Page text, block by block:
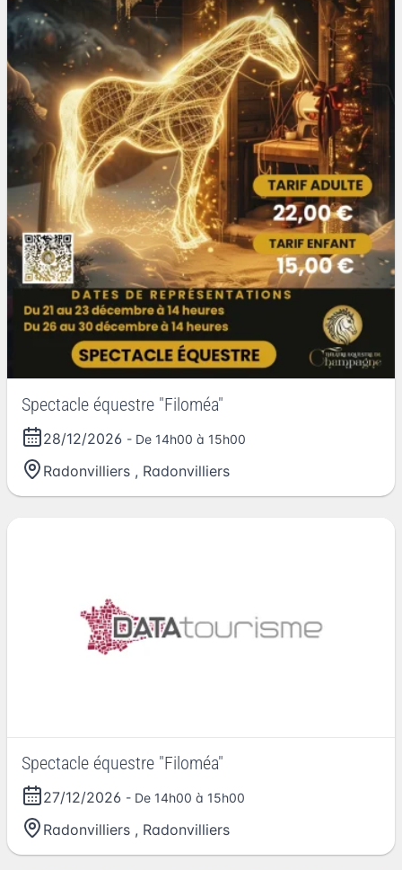
Spectacle équestre "Filoméa"
28/12/2026 - De 14h00 à 15h00
Radonvilliers , Radonvilliers
Spectacle équestre "Filoméa"
27/12/2026 - De 14h00 à 15h00
Radonvilliers , Radonvilliers